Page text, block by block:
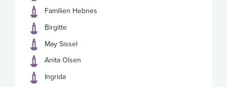
Familien Hebnes
Birgitte
May Sissel
Anita Olsen
Ingrida